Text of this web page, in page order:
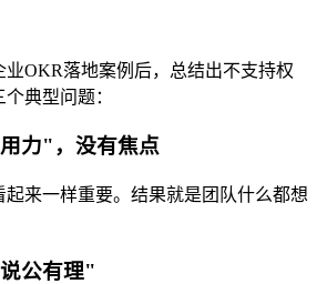
OKR落地案例后，总结出不支持权
典型问题：
力"，没有焦点
来一样重要。结果就是团队什么都想
公有理"